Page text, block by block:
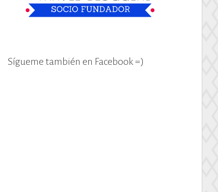
Sígueme también en Facebook =)